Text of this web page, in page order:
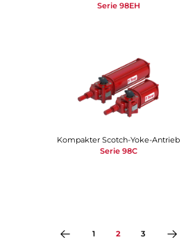
Serie 98EH
Kompakter Scotch-Yoke-Antrieb​​​​​​​
Serie 98C
1 2 3